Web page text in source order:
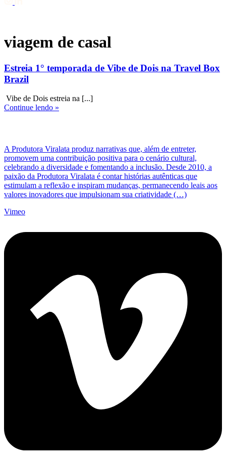
viagem de casal
Estreia 1° temporada de Vibe de Dois na Travel Box
Brazil
Vibe de Dois estreia na [...]
Continue lendo »
A Produtora Viralata produz narrativas que, além de entreter,
promovem uma contribuição positiva para o cenário cultural,
celebrando a diversidade e fomentando a inclusão. Desde 2010, a
paixão da Produtora Viralata é contar histórias autênticas que
estimulam a reflexão e inspiram mudanças, permanecendo leais aos
valores inovadores que impulsionam sua criatividade (…)
Vimeo